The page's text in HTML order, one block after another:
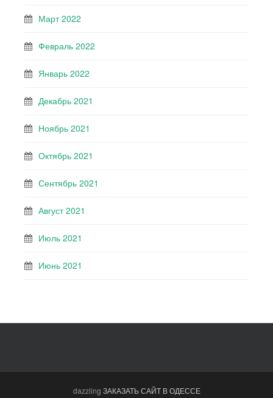
Март 2022
Февраль 2022
Январь 2022
Декабрь 2021
Ноябрь 2021
Октябрь 2021
Сентябрь 2021
Август 2021
Июль 2021
Июнь 2021
dazzling ЗАКАЗАТЬ САЙТ В ОДЕССЕ